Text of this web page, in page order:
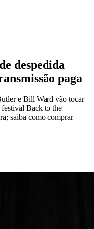
despedida
paga
e Bill Ward vão tocar
festival Back to the
saiba como comprar